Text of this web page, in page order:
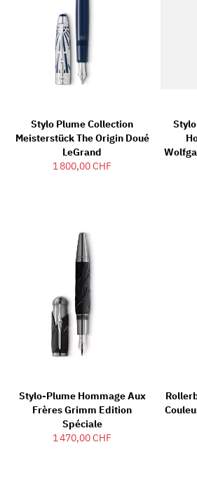
Stylo Plume Collection
Meisterstück The Origin Doué
LeGrand
1 800,00 CHF
Stylo-Plume Hommage Aux
Frères Grimm Edition
Spéciale
1 470,00 CHF